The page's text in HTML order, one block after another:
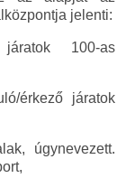
jelenti:
100-as
érkező járatok
úgynevezett.